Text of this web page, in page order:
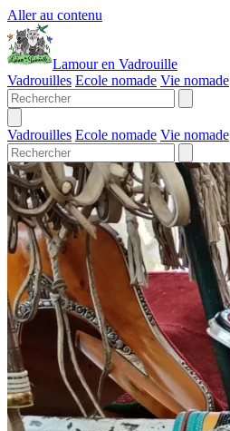
Aller au contenu
Lamour en Vadrouille
Vadrouilles Ecole nomade Vie nomade
Vadrouilles Ecole nomade Vie nomade